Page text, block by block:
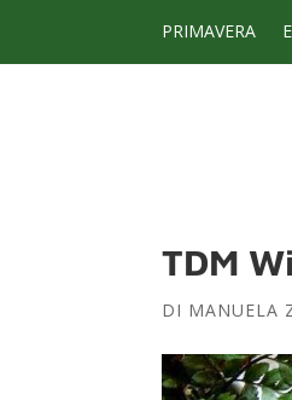
PRIMAVERA
TDM
DI MANUELA